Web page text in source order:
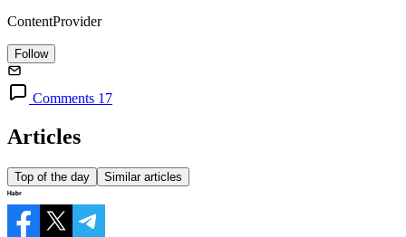
ContentProvider
Follow
Comments 17
Articles
Top of the day Similar articles